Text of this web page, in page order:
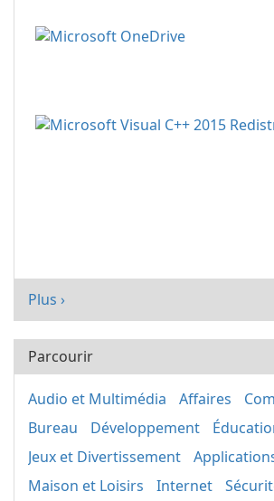
Plus ›
Parcourir
Audio et Multimédia Affaires
Bureau
Développement
Jeux et Divertissement
Maison et Loisirs
Internet